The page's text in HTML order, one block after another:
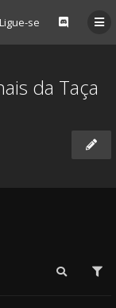
Ligue-se
da Taça